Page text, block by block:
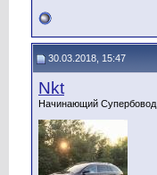
30.03.2018, 15:47
Nkt
Начинающий Супербовод